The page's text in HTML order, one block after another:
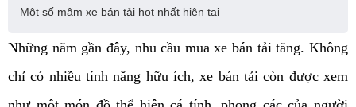
Một số mâm xe bán tải hot nhất hiện tại
Những năm gần đây, nhu cầu mua xe bán tải tăng. Không
chỉ có nhiều tính năng hữu ích, xe bán tải còn được xem